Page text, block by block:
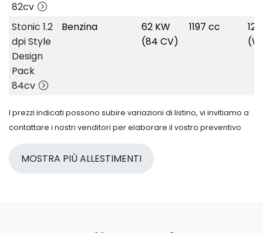
82cv
Stonic 1.2
dpi Style
Design
Pack
84cv
Benzina
62 KW
(84 CV)
1197 cc
I prezzi indicati possono subire variazioni di listino, vi invitiamo a
contattare i nostri venditori per elaborare il vostro preventivo
MOSTRA PIÙ ALLESTIMENTI